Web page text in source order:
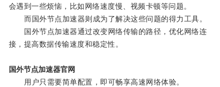
会遇到一些烦恼，比如网络速度慢、视频卡顿等问题。
而国外节点加速器则成为了解决这些问题的得力工具。
国外节点加速器通过改变网络传输的路径，优化网络连
接，提高数据传输速度和稳定性。
国外节点加速器官网
用户只需要简单配置，即可畅享高速网络体验。